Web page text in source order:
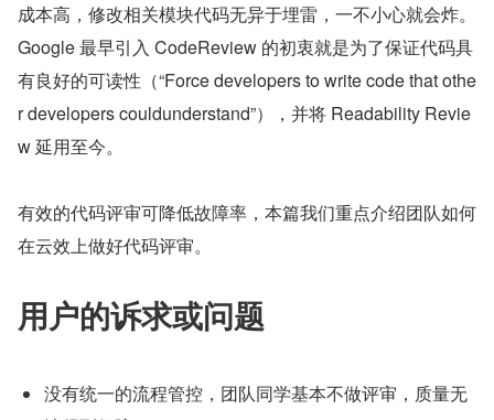
成本高，修改相关模块代码无异于埋雷，一不小心就会炸。
Google 最早引入 CodeReview 的初衷就是为了保证代码具
有良好的可读性（“Force developers to write code that othe
r developers couldunderstand”），并将 Readability Revie
w 延用至今。
有效的代码评审可降低故障率，本篇我们重点介绍团队如何
在云效上做好代码评审。
用户的诉求或问题
没有统一的流程管控，团队同学基本不做评审，质量无